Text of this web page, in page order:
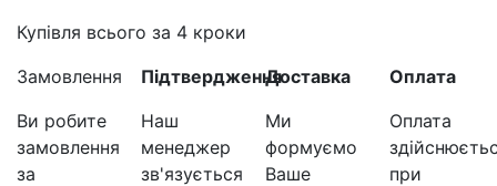
Купівля всього за 4 кроки
Замовлення
Ви робите
замовлення
за
Підтвердження
Наш
менеджер
зв'язується
Доставка
Ми
формуємо
Ваше
Оплата
Оплата
при